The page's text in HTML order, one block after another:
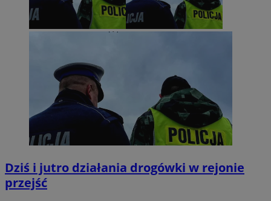
Dziś i jutro działania drogówki w rejonie
przejść